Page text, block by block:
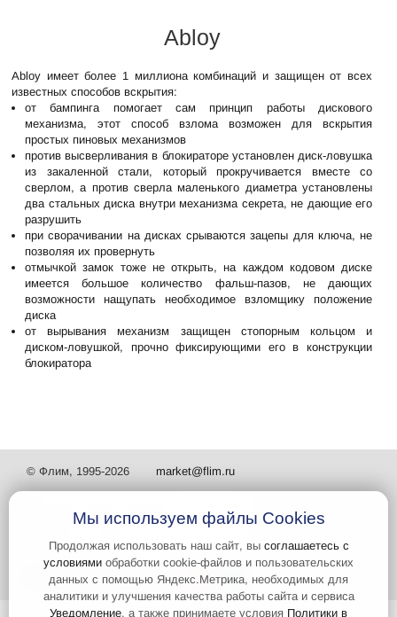
Abloy
Abloy имеет более 1 миллиона комбинаций и защищен от всех
известных способов вскрытия:
от бампинга помогает сам принцип работы дискового
механизма, этот способ взлома возможен для вскрытия
простых пиновых механизмов
против высверливания в блокираторе установлен диск-ловушка
из закаленной стали, который прокручивается вместе со
сверлом, а против сверла маленького диаметра установлены
два стальных диска внутри механизма секрета, не дающие его
разрушить
при сворачивании на дисках срываются зацепы для ключа, не
позволяя их провернуть
отмычкой замок тоже не открыть, на каждом кодовом диске
имеется большое количество фальш-пазов, не дающих
возможности нащупать необходимое взломщику положение
диска
от вырывания механизм защищен стопорным кольцом и
диском-ловушкой, прочно фиксирующими его в конструкции
блокиратора
© Флим, 1995-2026 market@flim.ru
Задать вопрос Контакты
Мы используем файлы Cookies
Продолжая использовать наш сайт, вы соглашаетесь с
условиями обработки cookie-файлов и пользовательских
данных с помощью Яндекс.Метрика, необходимых для
аналитики и улучшения качества работы сайта и сервиса
Уведомление, а также принимаете условия Политики в